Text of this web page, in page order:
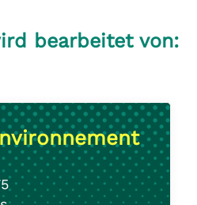
bearbeitet von: